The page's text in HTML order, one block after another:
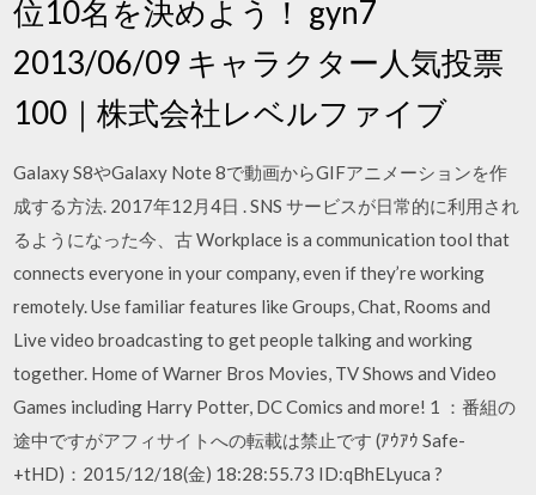
位10名を決めよう！ gyn7
2013/06/09 キャラクター人気投票
100｜株式会社レベルファイブ
Galaxy S8やGalaxy Note 8で動画からGIFアニメーションを作
成する方法. 2017年12月4日 . SNS サービスが日常的に利用され
るようになった今、古 Workplace is a communication tool that
connects everyone in your company, even if they’re working
remotely. Use familiar features like Groups, Chat, Rooms and
Live video broadcasting to get people talking and working
together. Home of Warner Bros Movies, TV Shows and Video
Games including Harry Potter, DC Comics and more! 1 ：番組の
途中ですがアフィサイトへの転載は禁止です (ｱｳｱｳ Safe-
+tHD)：2015/12/18(金) 18:28:55.73 ID:qBhELyuca ?